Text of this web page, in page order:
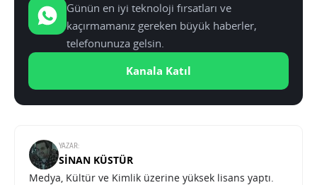
Günün en iyi teknoloji fırsatları ve
kaçırmamanız gereken büyük haberler,
telefonunuza gelsin.
Kanala Katıl
YAZAR:
SINAN KÜSTÜR
Medya, Kültür ve Kimlik üzerine yüksek lisans yaptı.